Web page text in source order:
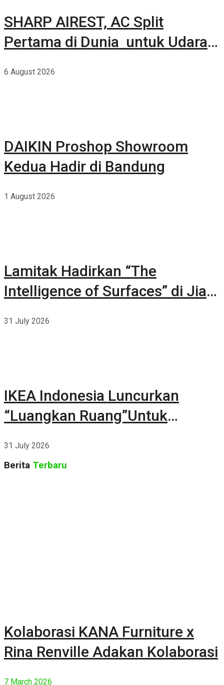
SHARP AIREST, AC Split
Pertama di Dunia untuk Udara
6 August 2026
DAIKIN Proshop Showroom
Kedua Hadir di Bandung
1 August 2026
Lamitak Hadirkan “The
Intelligence of Surfaces” di Jia
31 July 2026
IKEA Indonesia Luncurkan
“Luangkan Ruang”Untuk
31 July 2026
Berita Terbaru
Kolaborasi KANA Furniture x
Rina Renville Adakan Kolaborasi
7 March 2026